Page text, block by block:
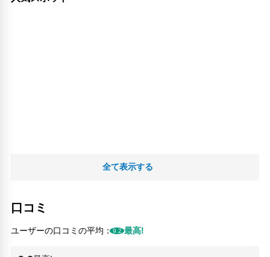
全て表示する
口コミ
ユーザーの口コミの平均：9.2 最高!